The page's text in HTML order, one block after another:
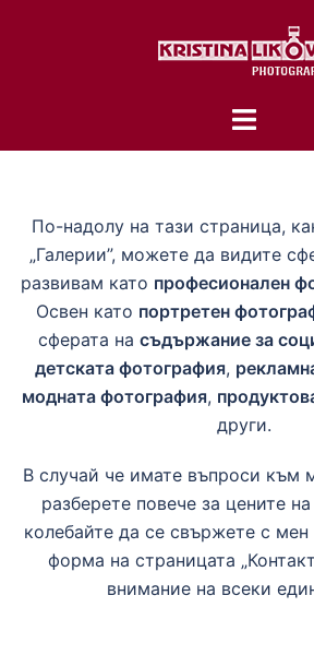
Toggle
По-надолу на тази страница,
„Галерии”, можете да видите
развивам като професионален
Освен като портретен
сферата на съдържание за
детската фотография,
модната фотография,
други.
В случай че имате въпроси към
разберете повече за цените
колебайте да се свържете с мен
форма на страницата
внимание на всеки